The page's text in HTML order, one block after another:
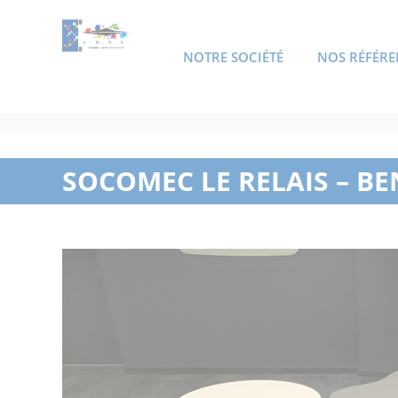
NOTRE SOCIÉTÉ NOS
SOCOMEC LE RELAIS –